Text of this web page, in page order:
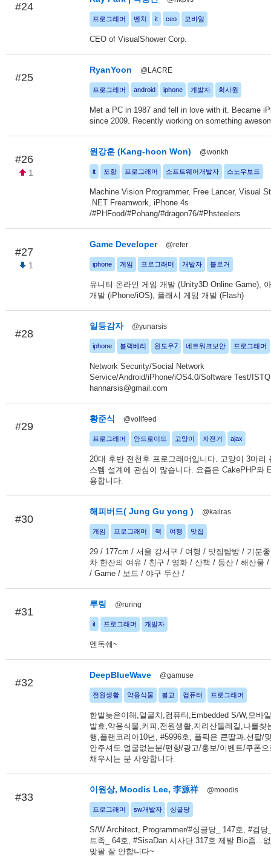
#24
프로그래머 벤처 it ceo 모바일
CEO of VisualShower Corp.
#25
RyanYoon @LACRE
프로그래머 android iphone 개발자 회사원
Met a PC in 1987 and fell in love with it. Became
since 2009. Recently working on something
#26
1
원강훈 (Kang-hoon Won) @wonkh
it 포항 프로그래머 소프트웨어개발자 스노우보드
Machine Vision Programmer, Free Lancer, Visual
.NET Freamwork, iPhone 4s
/#PHFood/#Pohang/#dragon76/#Phsteelers
#27
1
Game Developer @refer
iphone 게임 프로그래머 개발자 블로거
유니티 온라인 게임 개발 (Unity3D Online Game),
개발 (iPhone/iOS), 플래시 게임 개발 (Flash)
#28
일등감자 @yunarsis
iphone 블랙베리 윈도우7 네트워크보안 프로그래머
Network Security/Social Network
Service/Android/iPhone/iOS4.0/Software Test/
hannarsis@gmail.com
#29
황준식 @vollfeed
프로그래머 안드로이드 고양이 자전거 ajax
20대 후반 전천후 프로그래머입니다. 고양이 3마리
스템 설계에 관심이 많습니다. 요즘은 CakePHP와
용합니다.
#30
해피버드( Jung Gu yong ) @kailras
게임 프로그래머 책 여행 맛집
29 / 177cm / 서울 강서구 / 여행 / 맛집탐방 / 기분
차 한잔의 여유 / 친구 / 영화 / 산책 / 등산 / 해산물
/ Game / 보드 / 야구 두산 /
#31
루링 @ruring
it 프로그래머 개발자
멘독쉐~
#32
DeepBlueWave @gamuse
전원생활 약용식물 불교 컴퓨터 프로그래머
한발늦은이해,얼굴치,컴퓨터,Embedded S/W,모바
발효,약용식물,커피,전원생활,지리산둘레길,나를찾
행,플랜코리아10년, #5996호, 플픽은 큰딸과.선팔/
안주셔도.얼굴없는분/편향/광고/홍보/이벤트/쿠폰
채우시는 분 사양합니다.
#33
이원상, Moodis Lee, 李源祥 @moodis
프로그래머 sw개발자 싱글당
S/W Architect, Programmer/#싱글당_ 147호, #검당
트족_ 64호, #SisaDan 시사단 317호 제발 Bio좀...
맞팔 잘 안합니다~